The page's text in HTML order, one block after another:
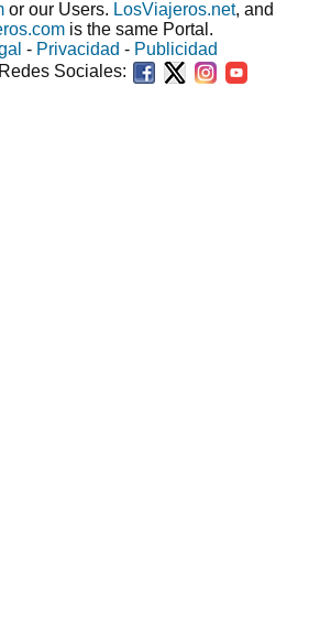
or our Users. LosViajeros.net, and
is the same Portal.
- Privacidad - Publicidad
Sociales: